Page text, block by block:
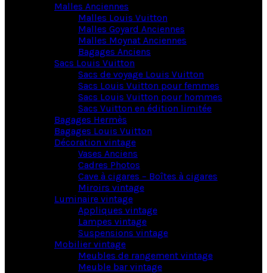
Malles Anciennes
Malles Louis Vuitton
Malles Goyard Anciennes
Malles Moynat Anciennes
Bagages Anciens
Sacs Louis Vuitton
Sacs de voyage Louis Vuitton
Sacs Louis Vuitton pour femmes
Sacs Louis Vuitton pour hommes
Sacs Vuitton en édition limitée
Bagages Hermès
Bagages Louis Vuitton
Décoration vintage
Vases Anciens
Cadres Photos
Cave à cigares – Boîtes à cigares
Miroirs vintage
Luminaire vintage
Appliques vintage
Lampes vintage
Suspensions vintage
Mobilier vintage
Meubles de rangement vintage
Meuble bar vintage